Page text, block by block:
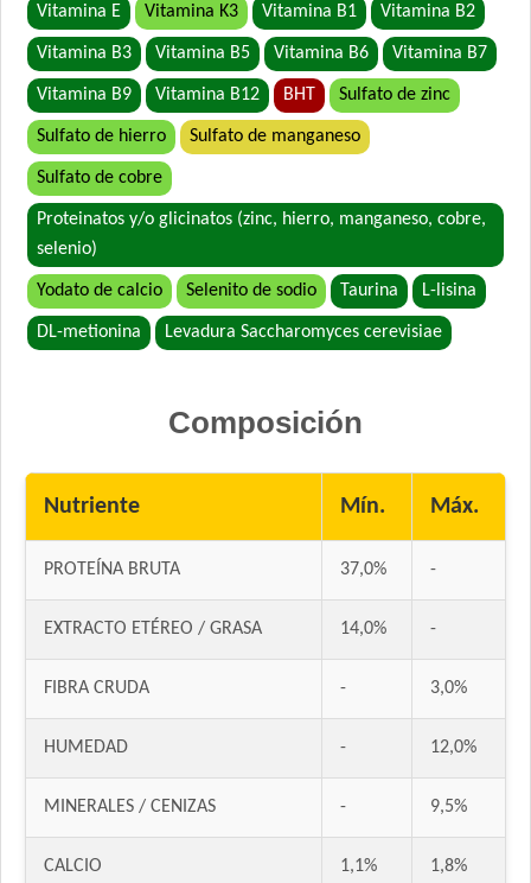
Whiskas Gatitos sabor Carne y Leche
Whiskas Gatitos sabor Carne y Leche
Vitamina E Vitamina K3 Vitamina B1 Vitamina B2
Vitamina B3 Vitamina B5 Vitamina B6 Vitamina B7
Vitamina B9 Vitamina B12 BHT Sulfato de zinc
Sulfato de hierro Sulfato de manganeso
Sulfato de cobre
Proteinatos y/o glicinatos (zinc, hierro, manganeso, cobre,
selenio)
Yodato de calcio Selenito de sodio Taurina L-lisina
DL-metionina Levadura Saccharomyces cerevisiae
Composición
Nutriente Mín. Máx.
PROTEÍNA BRUTA 37,0% -
EXTRACTO ETÉREO / GRASA 14,0% -
FIBRA CRUDA - 3,0%
HUMEDAD - 12,0%
MINERALES / CENIZAS - 9,5%
CALCIO 1,1% 1,8%